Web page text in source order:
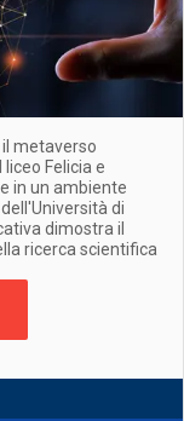
metaverso
Felicia e
in un ambiente
di
dimostra il
ricerca scientifica